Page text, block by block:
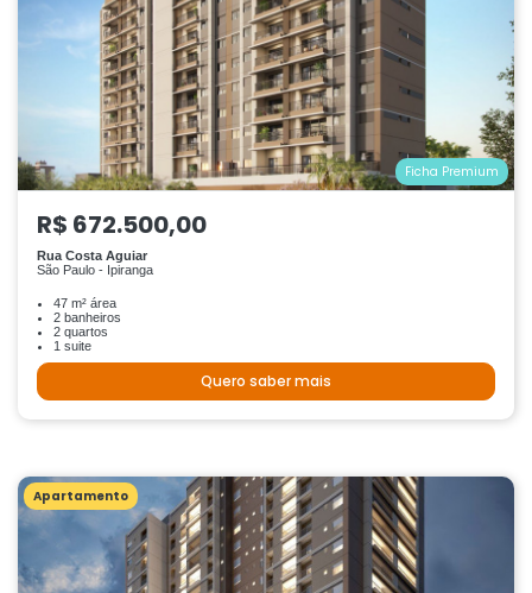
Ficha Premium
R$ 672.500,00
Rua Costa Aguiar
São Paulo - Ipiranga
47 m² área
2 banheiros
2 quartos
1 suite
Quero saber mais
Apartamento